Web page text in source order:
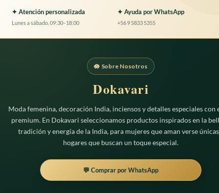
se
✦ Atención personalizada
Lunes a sábado, 09:30–18:00
✦ Ayuda por WhatsApp
+56 9 5833 5355
🪷 Sobre Nosotros
Dokavari
Moda femenina, decoración India, inciensos y detalles especiales con
premium. En Dokavari seleccionamos productos inspirados en la
tradición y energía de la India, para mujeres que aman verse
hogares que buscan un toque especial.
💬 Comprar por WhatsApp